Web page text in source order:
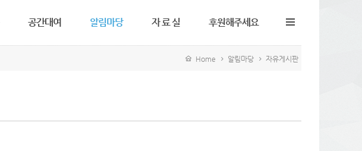
공간대여 알림마당 자 료 실 후원해주세요
후원안내
Home 알림마당 자유게시판